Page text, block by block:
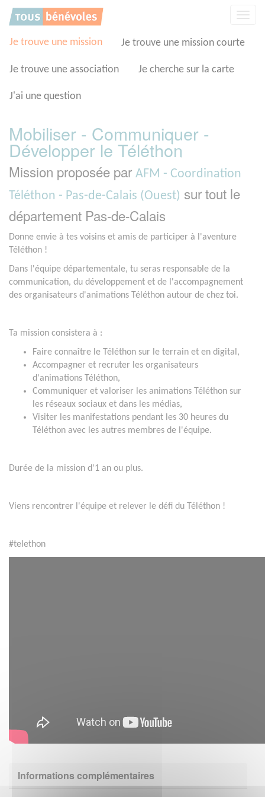
Je trouve une mission Je trouve une mission courte
Je trouve une association Je cherche sur la carte
J'ai une question
Mobiliser - Communiquer -
Développer le Téléthon
Mission proposée par AFM - Coordination
Téléthon - Pas-de-Calais (Ouest) sur tout le
département Pas-de-Calais
Donne envie à tes voisins et amis de participer à l'aventure
Téléthon !
Dans l'équipe départementale, tu seras responsable de la
communication, du développement et de l'accompagnement
des organisateurs d'animations Téléthon autour de chez toi.
Ta mission consistera à :
Faire connaître le Téléthon sur le terrain et en digital,
Accompagner et recruter les organisateurs
d'animations Téléthon,
Communiquer et valoriser les animations Téléthon sur
les réseaux sociaux et dans les médias,
Visiter les manifestations pendant les 30 heures du
Téléthon avec les autres membres de l'équipe.
Durée de la mission d'1 an ou plus.
Viens rencontrer l'équipe et relever le défi du Téléthon !
#telethon
Informations complémentaires
Panneau de gestion des cookies